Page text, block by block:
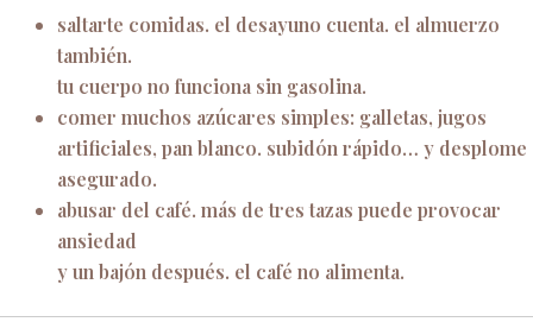
saltarte comidas. el desayuno cuenta. el almuerzo
también.
tu cuerpo no funciona sin gasolina.
comer muchos azúcares simples: galletas, jugos
artificiales, pan blanco. subidón rápido… y desplome
asegurado.
abusar del café. más de tres tazas puede provocar
ansiedad
y un bajón después. el café no alimenta.